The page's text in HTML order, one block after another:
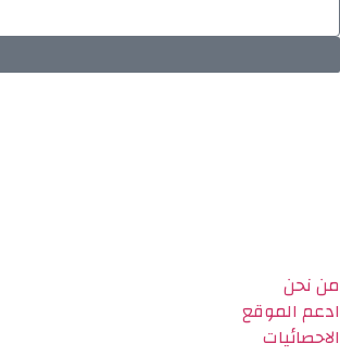
من نحن
ادعم الموقع
الاحصائيات